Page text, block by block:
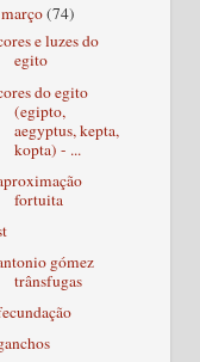
março(74)
e luzes do
egito
do egito
(egipto,
aegyptus, kepta,
kopta) - ...
fortuita
gómez
trânsfugas